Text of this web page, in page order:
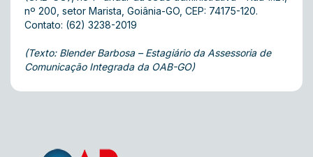
nº 200, setor Marista, Goiânia-GO, CEP: 74175-120.
Contato: (62) 3238-2019
(Texto: Blender Barbosa – Estagiário da Assessoria de
Comunicação Integrada da OAB-GO)